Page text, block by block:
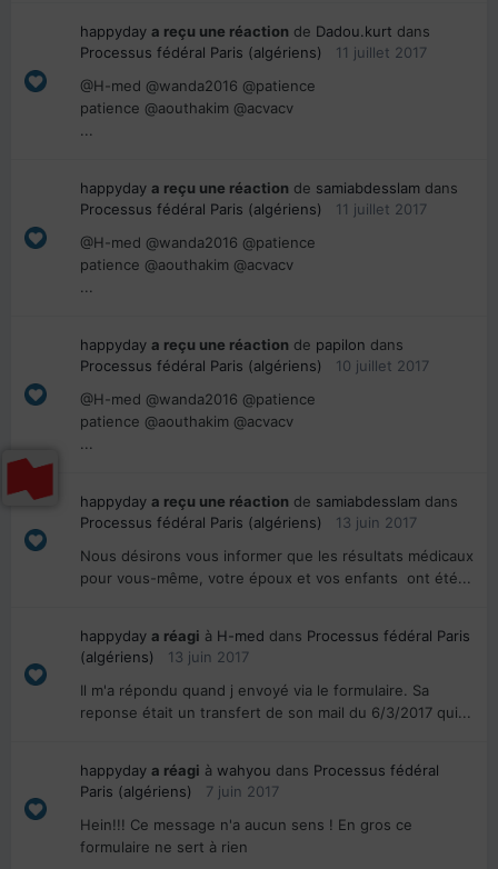
happyday a reçu une réaction de Dadou.kurt dans
Processus fédéral Paris (algériens)
11 juillet 2017
@H-med @wanda2016 @patience
patience @aouthakim @acvacv
...
happyday a reçu une réaction de samiabdesslam dans
Processus fédéral Paris (algériens)
11 juillet 2017
@H-med @wanda2016 @patience
patience @aouthakim @acvacv
...
happyday a reçu une réaction de papilon dans
Processus fédéral Paris (algériens)
10 juillet 2017
@H-med @wanda2016 @patience
patience @aouthakim @acvacv
...
happyday a reçu une réaction de samiabdesslam dans
Processus fédéral Paris (algériens)
13 juin 2017
Nous désirons vous informer que les résultats médicaux
pour vous-même, votre époux et vos enfants ont été...
happyday a réagi à H-med dans Processus fédéral Paris
(algériens)
13 juin 2017
Il m'a répondu quand j envoyé via le formulaire. Sa
reponse était un transfert de son mail du 6/3/2017 qui...
happyday a réagi à wahyou dans Processus fédéral
Paris (algériens)
7 juin 2017
Hein!!! Ce message n'a aucun sens ! En gros ce
formulaire ne sert à rien